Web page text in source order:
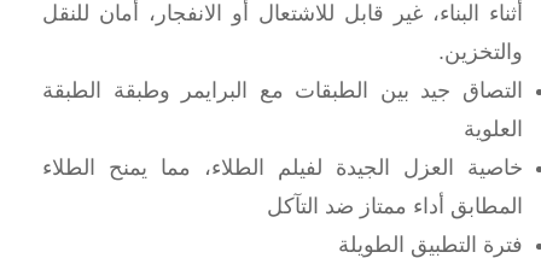
أثناء البناء، غير قابل للاشتعال أو الانفجار، أمان للنقل
والتخزين.
التصاق جيد بين الطبقات مع البرايمر وطبقة الطبقة
العلوية
خاصية العزل الجيدة لفيلم الطلاء، مما يمنح الطلاء
المطابق أداء ممتاز ضد التآكل
فترة التطبيق الطويلة